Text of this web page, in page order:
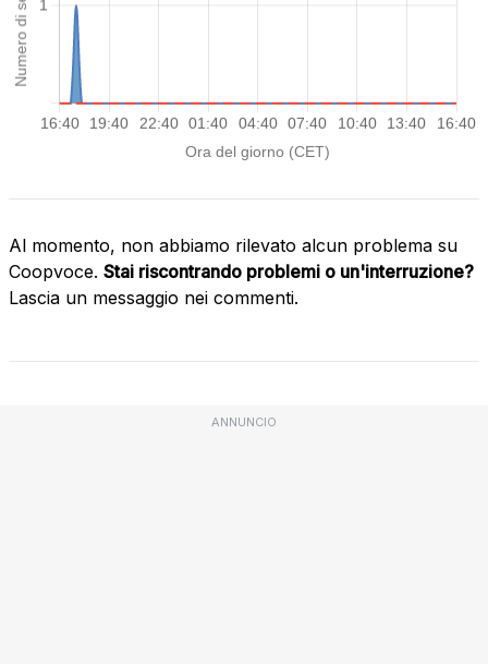
Al momento, non abbiamo rilevato alcun problema su
Coopvoce. Stai riscontrando problemi o un'interruzione?
Lascia un messaggio nei commenti.
ANNUNCIO